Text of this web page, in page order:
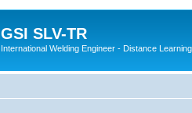
GSI SLV-TR
International Welding Engineer - Distance Learning